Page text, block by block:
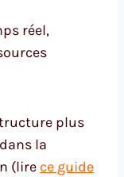
réel,
plus
la
(lire ce guide